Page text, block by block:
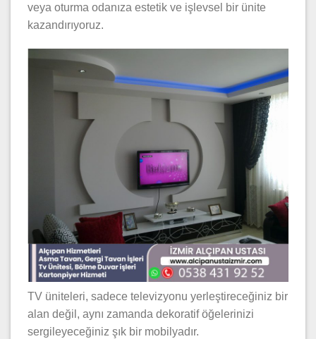
veya oturma odanıza estetik ve işlevsel bir ünite
kazandırıyoruz.
TV üniteleri, sadece televizyonu yerleştireceğiniz bir
alan değil, aynı zamanda dekoratif öğelerinizi
sergileyeceğiniz şık bir mobilyadır.